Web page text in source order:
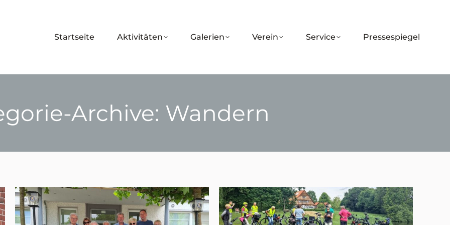
Startseite Aktivitäten Galerien Verein Service Pressespiegel
Archive: Wandern